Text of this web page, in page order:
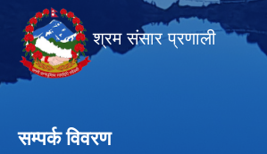
श्रम संसार प्रणाली
सम्पर्क विवरण